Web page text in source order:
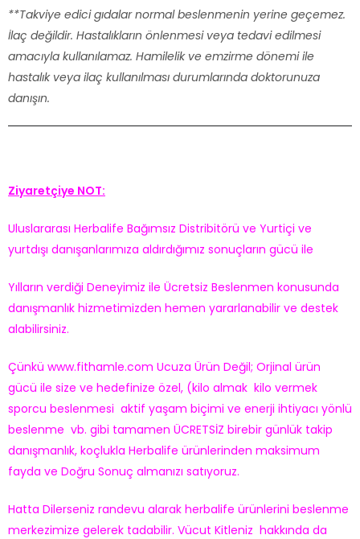
**Takviye edici gıdalar normal beslenmenin yerine geçemez.
İlaç değildir. Hastalıkların önlenmesi veya tedavi edilmesi
amacıyla kullanılamaz. Hamilelik ve emzirme dönemi ile
hastalık veya ilaç kullanılması durumlarında doktorunuza
danışın.
Ziyaretçiye NOT:
Uluslararası Herbalife Bağımsız Distribitörü ve Yurtiçi ve
yurtdışı danışanlarımıza aldırdığımız sonuçların gücü ile
Yılların verdiği Deneyimiz ile Ücretsiz Beslenmen konusunda
danışmanlık hizmetimizden hemen yararlanabilir ve destek
alabilirsiniz.
Çünkü www.fithamle.com Ucuza Ürün Değil; Orjinal ürün
gücü ile size ve hedefinize özel, (kilo almak kilo vermek
sporcu beslenmesi aktif yaşam biçimi ve enerji ihtiyacı yönlü
beslenme vb. gibi tamamen ÜCRETSİZ birebir günlük takip
danışmanlık, koçlukla Herbalife ürünlerinden maksimum
fayda ve Doğru Sonuç almanızı satıyoruz.
Hatta Dilerseniz randevu alarak herbalife ürünlerini beslenme
merkezimize gelerek tadabilir. Vücut Kitleniz hakkında da